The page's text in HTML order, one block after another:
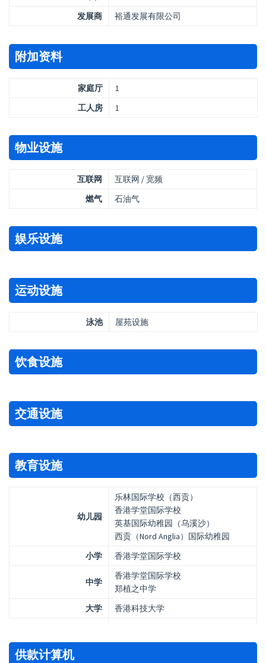
发展商
裕通发展有限公司
附加资料
家庭厅
1
工人房
1
物业设施
互联网
互联网 / 宽频
燃气
石油气
娱乐设施
运动设施
泳池 屋苑设施
饮食设施
交通设施
教育设施
幼儿园
乐林国际学校（西贡）
香港学堂国际学校
英基国际幼稚园（乌溪沙）
西贡（Nord Anglia）国际幼稚园
小学
香港学堂国际学校
中学
香港学堂国际学校
郑植之中学
大学
香港科技大学
供款计算机